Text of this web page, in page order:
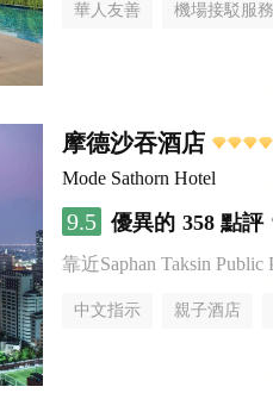
華人友善 機場接駁服務
摩德沙吞酒店
Mode Sathorn Hotel
9.5 優異的 358 點評
靠近Saphan Taksin Public
中文指示 親子酒店